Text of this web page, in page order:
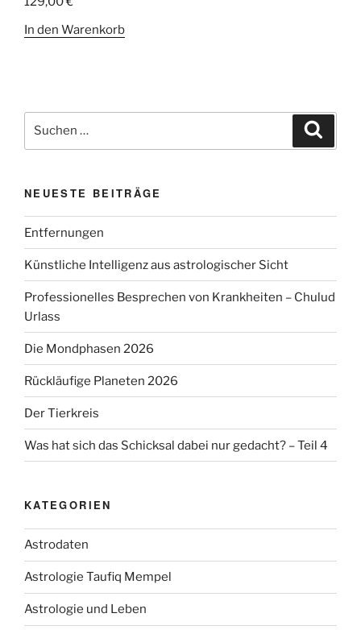
In den Warenkorb
Suchen
nach:
NEUESTE BEITRÄGE
Entfernungen
Künstliche Intelligenz aus astrologischer Sicht
Professionelles Besprechen von Krankheiten – Chulud
Urlass
Die Mondphasen 2026
Rückläufige Planeten 2026
Der Tierkreis
Was hat sich das Schicksal dabei nur gedacht? – Teil 4
KATEGORIEN
Astrodaten
Astrologie Taufiq Mempel
Astrologie und Leben